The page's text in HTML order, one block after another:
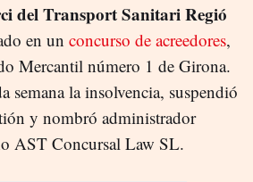
delTransport Sanitari Regió
en un concurso de acreedores,
Mercantil número 1 de Girona.
semana la insolvencia, suspendió
y nombró administrador
AST Concursal Law SL.